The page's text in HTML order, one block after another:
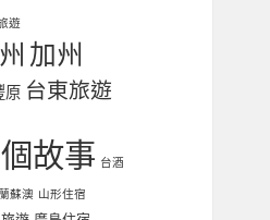
遊
加州
原 台東旅遊
故事 台酒
蘇澳 山形住宿